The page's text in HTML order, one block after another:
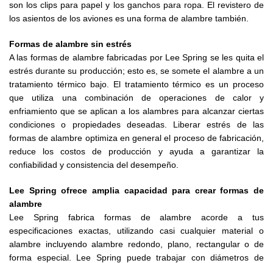
son los clips para papel y los ganchos para ropa. El revistero de
los asientos de los aviones es una forma de alambre también.
Formas de alambre sin estrés
A las formas de alambre fabricadas por Lee Spring se les quita el
estrés durante su producción; esto es, se somete el alambre a un
tratamiento térmico bajo. El tratamiento térmico es un proceso
que utiliza una combinación de operaciones de calor y
enfriamiento que se aplican a los alambres para alcanzar ciertas
condiciones o propiedades deseadas. Liberar estrés de las
formas de alambre optimiza en general el proceso de fabricación,
reduce los costos de producción y ayuda a garantizar la
confiabilidad y consistencia del desempeño.
Lee Spring ofrece amplia capacidad para crear formas de
alambre
Lee Spring fabrica formas de alambre acorde a tus
especificaciones exactas, utilizando casi cualquier material o
alambre incluyendo alambre redondo, plano, rectangular o de
forma especial. Lee Spring puede trabajar con diámetros de